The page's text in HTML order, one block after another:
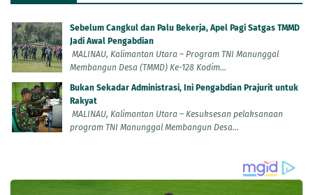
Sebelum Cangkul dan Palu Bekerja, Apel Pagi Satgas TMMD
Jadi Awal Pengabdian
MALINAU, Kalimantan Utara – Program TNI Manunggal
Membangun Desa (TMMD) Ke-128 Kodim...
Bukan Sekadar Administrasi, Ini Pengabdian Prajurit untuk
Rakyat
MALINAU, Kalimantan Utara – Kesuksesan pelaksanaan
program TNI Manunggal Membangun Desa...